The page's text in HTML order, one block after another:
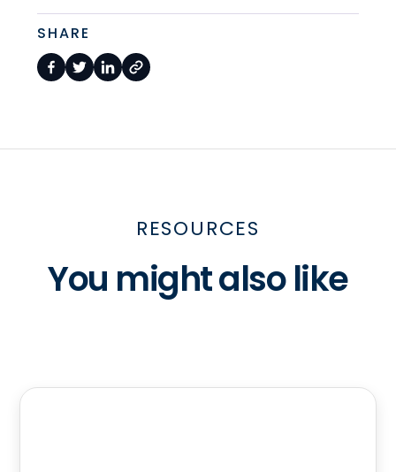
SHARE
RESOURCES
You might also like